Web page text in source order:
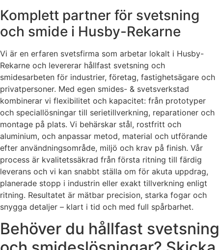
Komplett partner för svetsning
och smide i Husby-Rekarne
Vi är en erfaren svetsfirma som arbetar lokalt i Husby-
Rekarne och levererar hållfast svetsning och
smidesarbeten för industrier, företag, fastighetsägare och
privatpersoner. Med egen smides- & svetsverkstad
kombinerar vi flexibilitet och kapacitet: från prototyper
och speciallösningar till serietillverkning, reparationer och
montage på plats. Vi behärskar stål, rostfritt och
aluminium, och anpassar metod, material och utförande
efter användningsområde, miljö och krav på finish. Vår
process är kvalitetssäkrad från första ritning till färdig
leverans och vi kan snabbt ställa om för akuta uppdrag,
planerade stopp i industrin eller exakt tillverkning enligt
ritning. Resultatet är mätbar precision, starka fogar och
snygga detaljer – klart i tid och med full spårbarhet.
Behöver du hållfast svetsning